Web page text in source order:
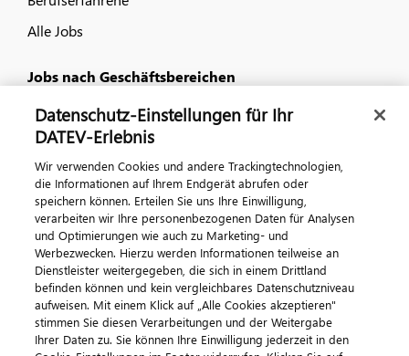
Alle Jobs
Jobs nach Geschäftsbereichen
IT
Kundenservice und Produktanforderungen
Gewerblich und technisch
Betriebswirtschaft
Kontakt
Kontaktieren Sie uns
Datenschutz-Einstellungen für Ihr
DATEV-Erlebnis
Wir verwenden Cookies und andere Trackingtechnologien,
die Informationen auf Ihrem Endgerät abrufen oder
speichern können. Erteilen Sie uns Ihre Einwilligung,
verarbeiten wir Ihre personenbezogenen Daten für Analysen
und Optimierungen wie auch zu Marketing- und
Werbezwecken. Hierzu werden Informationen teilweise an
Dienstleister weitergegeben, die sich in einem Drittland
befinden können und kein vergleichbares Datenschutzniveau
aufweisen. Mit einem Klick auf „Alle Cookies akzeptieren"
stimmen Sie diesen Verarbeitungen und der Weitergabe
Ihrer Daten zu. Sie können Ihre Einwilligung jederzeit in den